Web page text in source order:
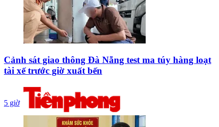
Cảnh sát giao thông Đà Nẵng test ma túy hàng loạt
tài xế trước giờ xuất bến
5 giờ